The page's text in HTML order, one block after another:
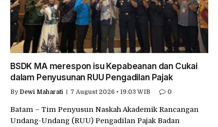
BSDK MA merespon isu Kepabeanan dan Cukai
dalam Penyusunan RUU Pengadilan Pajak
By Dewi Maharati 7 August 2026 • 19:03 WIB 0
Batam – Tim Penyusun Naskah Akademik Rancangan
Undang-Undang (RUU) Pengadilan Pajak Badan